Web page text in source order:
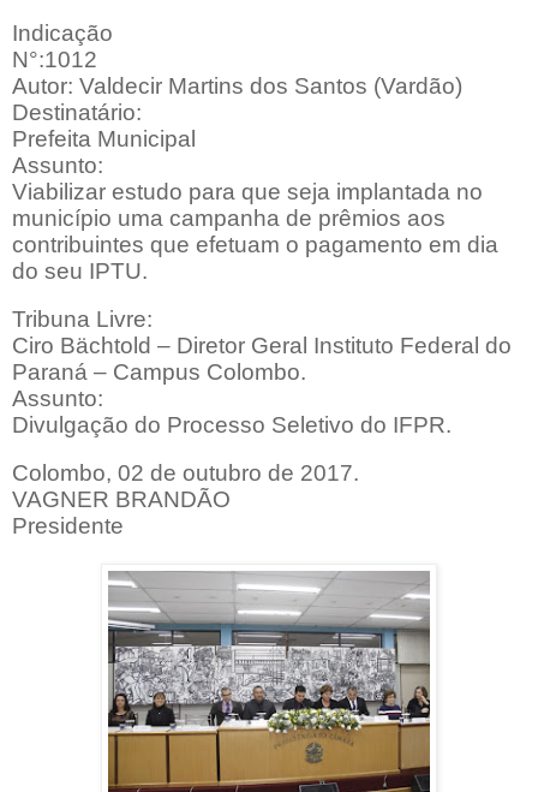
Indicação
N°:1012
Autor: Valdecir Martins dos Santos (Vardão)
Destinatário:
Prefeita Municipal
Assunto:
Viabilizar estudo para que seja implantada no
município uma campanha de prêmios aos
contribuintes que efetuam o pagamento em dia
do seu IPTU.
Tribuna Livre:
Ciro Bächtold – Diretor Geral Instituto Federal do
Paraná – Campus Colombo.
Assunto:
Divulgação do Processo Seletivo do IFPR.
Colombo, 02 de outubro de 2017.
VAGNER BRANDÃO
Presidente